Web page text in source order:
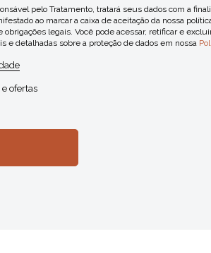
pelo Tratamento, tratará seus dados com a
ao marcar a caixa de aceitação da nossa
legais. Você pode acessar, retificar e
e detalhadas sobre a proteção de dados em nossa
ofertas